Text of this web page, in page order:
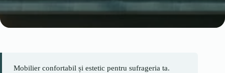
Mobilier confortabil și estetic pentru sufrageria ta.